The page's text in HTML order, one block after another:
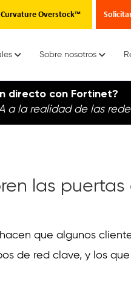
Curvature Overstock™
Sobre nosotros
directo con Fortinet?
a la realidad de las
las puertas
que algunos
de red clave, y los